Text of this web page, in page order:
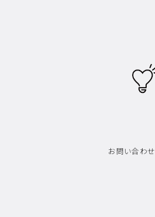
お問い合わせ